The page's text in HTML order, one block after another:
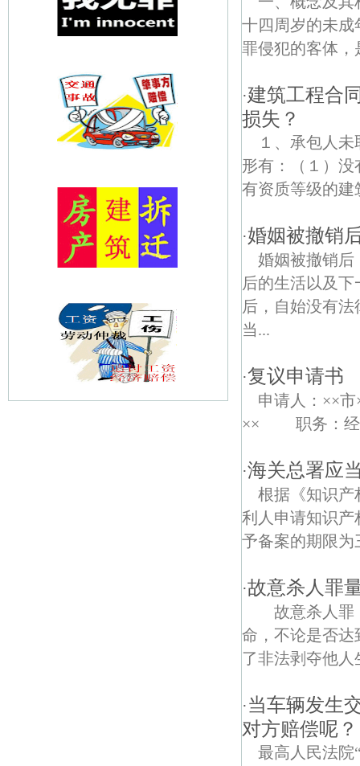
十四周岁的未
罪侵犯的客体，
·建筑工程合
损失？
１、承包人
形有：（１）
有资质等级的建
·婚姻被撤销
婚姻被撤销后
后的生活以及
后，自始没有
当...
·复议申请书
申请人：××
×× 职务：经理
·海关总署应
根据《知识产
利人申请知识产
予备案的期限为
·故意杀人罪
故意杀人罪
命，不论是否达
了非法剥夺他
·当车辆发生
对方赔偿呢？
最高人民法院